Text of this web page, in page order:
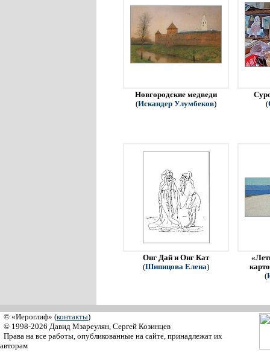
Новгородские медведи
(Искандер Улумбеков)
(
Онг Дай и Онг Кат
(Шипицова Елена)
(
© «Иероглиф» (контакты)
© 1998-2026 Давид Мзареулян, Сергей Козинцев
Права на все работы, опубликованные на сайте, принадлежат их
авторам